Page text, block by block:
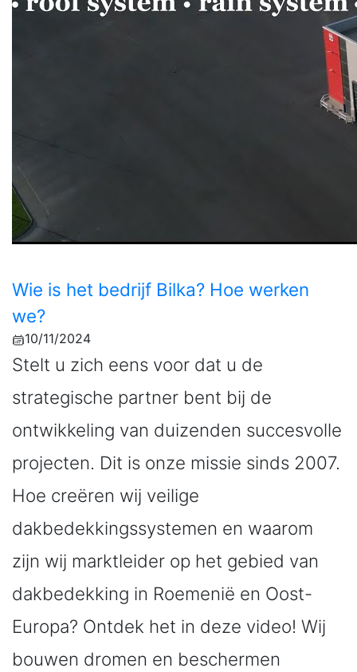
Wie is het bedrijf Bilka? Hoe werken
we?
10/11/2024
Stelt u zich eens voor dat u de
strategische partner bent bij de
ontwikkeling van duizenden succesvolle
projecten. Dit is onze missie sinds 2007.
Hoe creëren wij veilige
dakbedekkingssystemen en waarom
zijn wij marktleider op het gebied van
dakbedekking in Roemenië en Oost-
Europa? Ontdek het in deze video! Wij
bouwen dromen en beschermen